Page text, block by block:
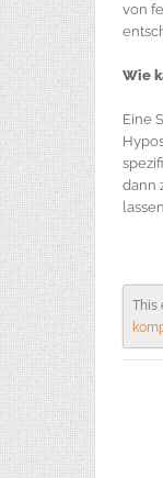
von
Wie
Eine
dann
This